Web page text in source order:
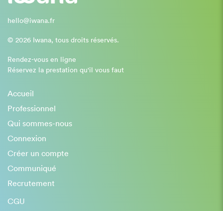
hello@iwana.fr
© 2026 Iwana, tous droits réservés.
Rendez-vous en ligne
Réservez la prestation qu'il vous faut
Accueil
Professionnel
Qui sommes-nous
Connexion
Créer un compte
Communiqué
Recrutement
CGU